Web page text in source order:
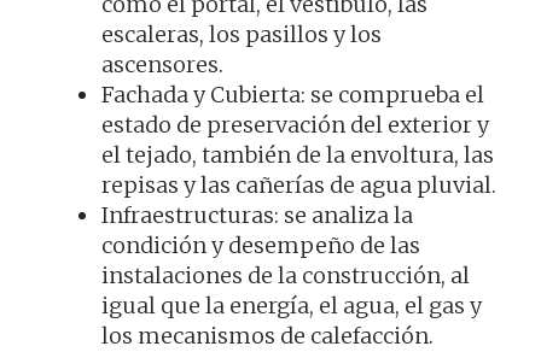
escaleras, los pasillos y los
ascensores.
Fachada y Cubierta: se comprueba el
estado de preservación del exterior y
el tejado, también de la envoltura, las
repisas y las cañerías de agua pluvial.
Infraestructuras: se analiza la
condición y desempeño de las
instalaciones de la construcción, al
igual que la energía, el agua, el gas y
los mecanismos de calefacción.